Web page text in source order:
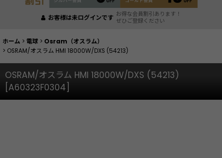
お客様は未ログインです お得な会員割引あります！
ぜひご登録ください
ホーム > 電球 > Osram（オスラム）
> OSRAM/オスラム HMI 18000W/DXS (54213)
OSRAM/オスラム HMI 18000W/DXS (54213)
A60323F0304